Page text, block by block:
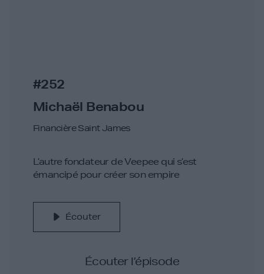
#252
Michaël Benabou
Financière Saint James
L’autre fondateur de Veepee qui s’est
émancipé pour créer son empire
Écouter
Écouter l’épisode